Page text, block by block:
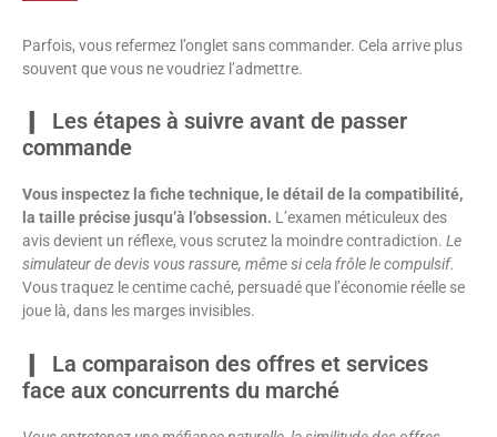
Parfois, vous refermez l’onglet sans commander. Cela arrive plus
souvent que vous ne voudriez l’admettre.
Les étapes à suivre avant de passer
commande
Vous inspectez la fiche technique, le détail de la compatibilité,
la taille précise jusqu’à l’obsession. L’examen méticuleux des
avis devient un réflexe, vous scrutez la moindre contradiction. Le
simulateur de devis vous rassure, même si cela frôle le compulsif.
Vous traquez le centime caché, persuadé que l’économie réelle se
joue là, dans les marges invisibles.
La comparaison des offres et services
face aux concurrents du marché